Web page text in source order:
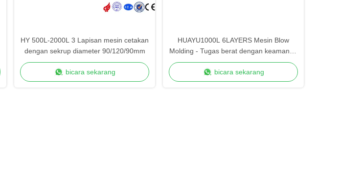
HY 500L-2000L 3 Lapisan mesin cetakan
dengan sekrup diameter 90/120/90mm
bicara sekarang
HUAYU1000L 6LAYERS Mesin Blow
Molding - Tugas berat dengan keamanan
yang ditingkatkan
bicara sekarang